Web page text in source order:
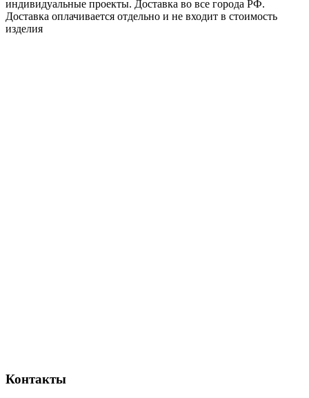
индивидуальные проекты. Доставка во все города РФ.
Доставка оплачивается отдельно и не входит в стоимость
изделия
Контакты